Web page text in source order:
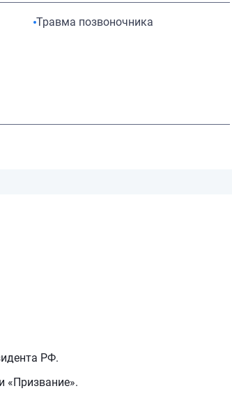
Травма позвоночника
РФ.
«Призвание».